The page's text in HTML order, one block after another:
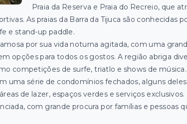
Praia da Reserva e Praia do Recreio, que
As praias da Barra da Tijuca são conhecidas
e stand-up paddle.
por sua vida noturna agitada, com uma
opções para todos os gostos. A região abriga
competições de surfe, triatlo e shows de música.
uma série de condomínios fechados, alguns
de lazer, espaços verdes e serviços
com grande procura por famílias e pessoas